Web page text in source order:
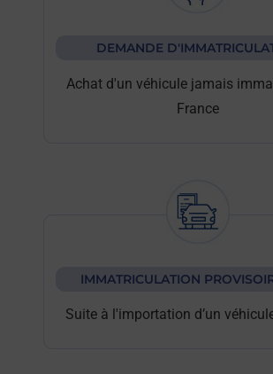
DEMANDE
Achat d'un véhicule jamais
France
IMMATRICULATION
Suite à l'importation d’un